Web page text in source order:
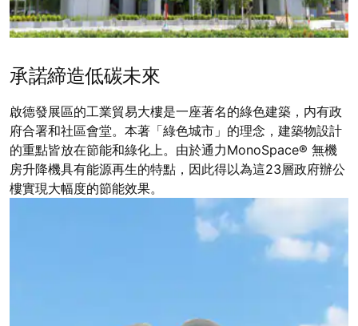
承諾締造低碳未來
啟德發展區的工業貿易大樓是一座著名的綠色建築，内有政
府合署和社區會堂。本著「綠色城市」的理念，建築物設計
的重點皆放在節能和綠化上。由於通力MonoSpace® 無機
房升降機具有能源再生的特點，因此得以為這23層政府辦公
樓實現大幅度的節能效果。